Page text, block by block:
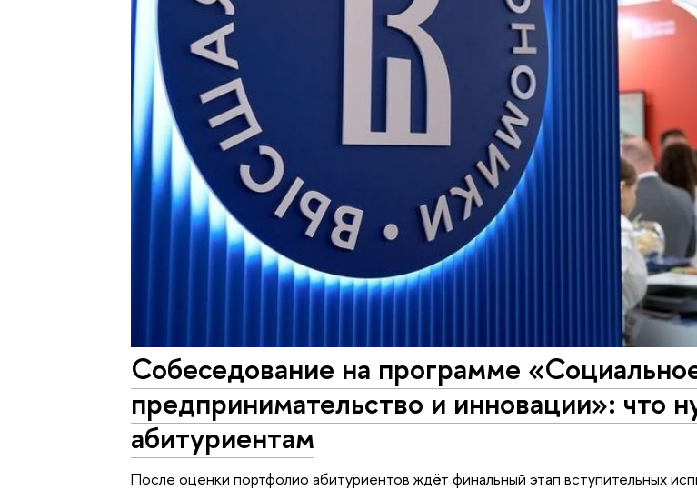
Собеседование на программе
предпринимательство и инновации»: что
абитуриентам
После оценки портфолио абитуриентов ждёт финальный этап вступительных